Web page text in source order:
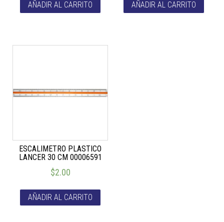
AÑADIR AL CARRITO AÑADIR AL CARRITO
ESCALIMETRO PLASTICO
LANCER 30 CM 00006591
$2.00
AÑADIR AL CARRITO